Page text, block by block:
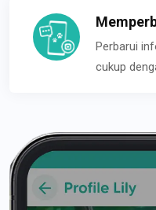
Perbarui
cukup